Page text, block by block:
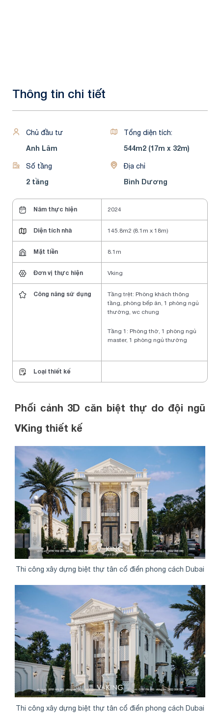
Thông tin chi tiết
Chủ đầu tư
Anh Lâm
Tổng diện tích:
544m2 (17m x 32m)
Số tầng
2 tầng
Địa chỉ
Bình Dương
Năm thực hiện 2024
Diện tích nhà 145.8m2 (8.1m x 18m)
Mặt tiền 8.1m
Đơn vị thực hiện Vking
Công năng sử dụng
Tầng trệt: Phòng khách thông
tầng, phòng bếp ăn, 1 phòng ngủ
thường, wc chung
Tầng 1: Phòng thờ, 1 phòng ngủ
master, 1 phòng ngủ thường
Loại thiết kế
Phối cảnh 3D căn biệt thự do đội ngũ
VKing thiết kế
Thi công xây dựng biệt thự tân cổ điển phong cách Dubai
Thi công xây dựng biệt thự tân cổ điển phong cách Dubai